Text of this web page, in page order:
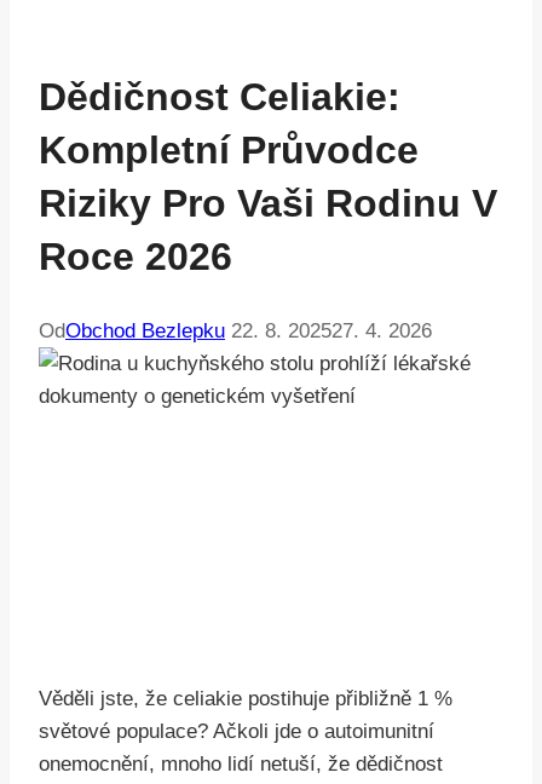
Dědičnost Celiakie:
Kompletní Průvodce
Riziky Pro Vaši Rodinu V
Roce 2026
OdObchod Bezlepku 22. 8. 202527. 4. 2026
Věděli jste, že celiakie postihuje přibližně 1 %
světové populace? Ačkoli jde o autoimunitní
onemocnění, mnoho lidí netuší, že dědičnost